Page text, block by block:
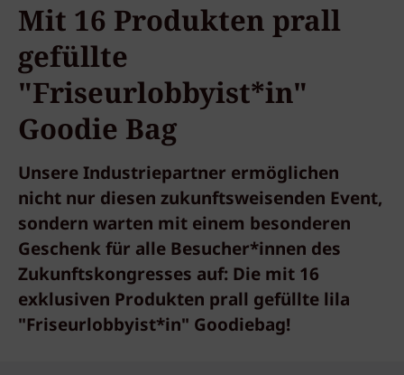
Mit 16 Produkten prall
gefüllte
"Friseurlobbyist*in"
Goodie Bag
Unsere Industriepartner ermöglichen
nicht nur diesen zukunftsweisenden Event,
sondern warten mit einem besonderen
Geschenk für alle Besucher*innen des
Zukunftskongresses auf: Die mit 16
exklusiven Produkten prall gefüllte lila
"Friseurlobbyist*in" Goodiebag!